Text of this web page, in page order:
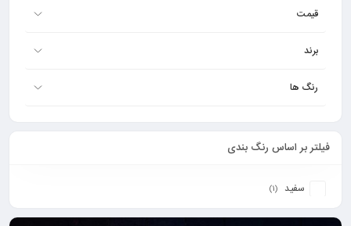
قیمت
برند
رنگ ها
فیلتر بر اساس رنگ بندی
سفید (1)